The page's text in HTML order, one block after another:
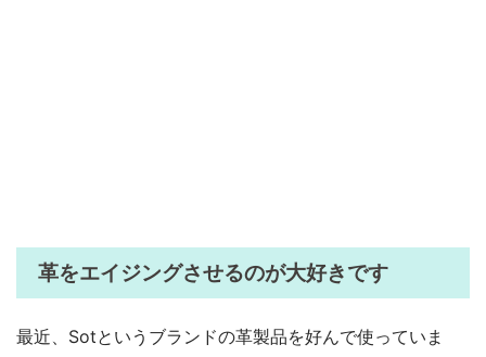
革をエイジングさせるのが大好きです
最近、Sotというブランドの革製品を好んで使っていま